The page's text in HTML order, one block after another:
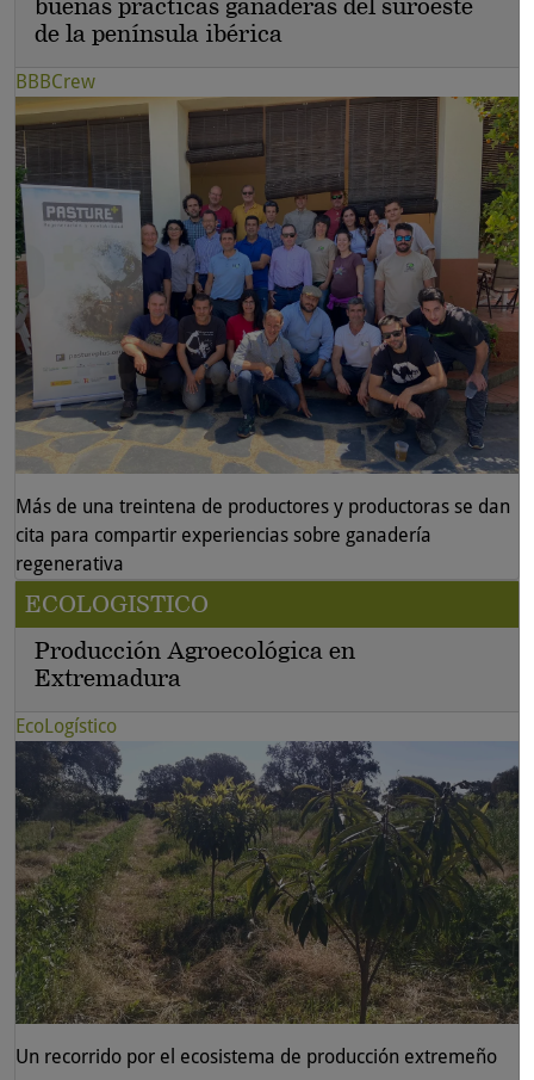
de la península ibérica
BBBCrew
Más de una treintena de productores y productoras se dan
cita para compartir experiencias sobre ganadería
regenerativa
ECOLOGISTICO
Producción Agroecológica en
Extremadura
EcoLogístico
Un recorrido por el ecosistema de producción extremeño